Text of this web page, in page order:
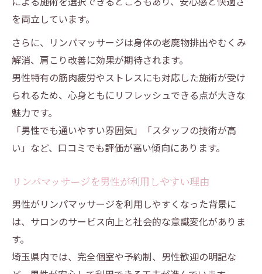
を両立しています。
さらに、リンパマッサージは身体の老廃物排出やむくみ
解消、肩こり改善に効果が期待されます。
男性特有の筋肉疲労やストレスにも対応した施術が受け
られるため、心身ともにリフレッシュできる点が大きな
魅力です。
「男性でも通いやすい雰囲気」「スタッフの技術が高
い」など、口コミでも評価が高い傾向にあります。
リンパマッサージを男性が利用しやすい理由
男性がリンパマッサージを利用しやすくなった背景に
は、サロンのサービス向上と社会的な意識変化がありま
す。
埼玉県内では、完全個室や予約制、男性歓迎の明記な